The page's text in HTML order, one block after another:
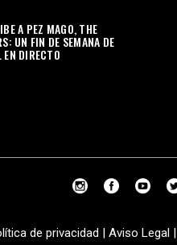
A PEZ MAGO, THE
UN FIN DE SEMANA DE
DIRECTO
de privacidad | Aviso Legal|